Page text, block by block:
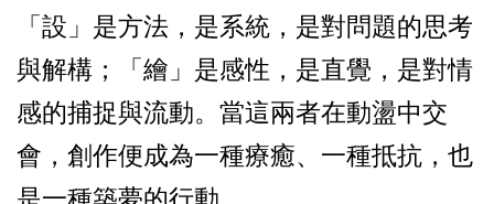
「設」是方法，是系統，是對問題的思考
與解構；「繪」是感性，是直覺，是對情
感的捕捉與流動。 當這兩者在動盪中交
會，創作便成為一種療癒、一種抵抗，也